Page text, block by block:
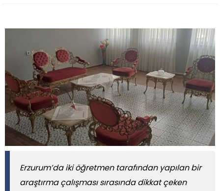
Erzurum’da iki öğretmen tarafından yapılan bir
araştırma çalışması sırasında dikkat çeken